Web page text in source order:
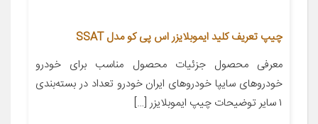
چیپ تعریف کلید ایموبلایزر اس پی کو مدل SSAT
معرفی محصول جزئیات محصول مناسب برای خودرو
خودروهای سایپا خودروهای ایران خودرو تعداد در بسته‌بندی
۱ سایر توضیحات چیپ ایموبلایزر […]